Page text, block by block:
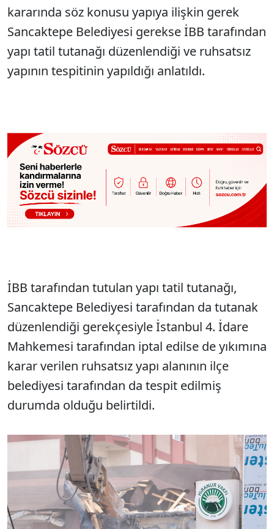
kararında söz konusu yapıya ilişkin gerek
Sancaktepe Belediyesi gerekse İBB tarafından
yapı tatil tutanağı düzenlendiği ve ruhsatsız
yapının tespitinin yapıldığı anlatıldı.
İBB tarafından tutulan yapı tatil tutanağı,
Sancaktepe Belediyesi tarafından da tutanak
düzenlendiği gerekçesiyle İstanbul 4. İdare
Mahkemesi tarafından iptal edilse de yıkımına
karar verilen ruhsatsız yapı alanının ilçe
belediyesi tarafından da tespit edilmiş
durumda olduğu belirtildi.